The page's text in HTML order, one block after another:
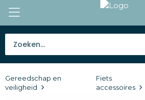
Tassen
Gereedschap en
veiligheid
Fiets
accessoires